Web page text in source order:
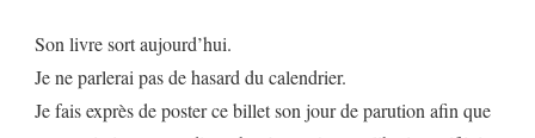
Son livre sort aujourd’hui.
Je ne parlerai pas de hasard du calendrier.
Je fais exprès de poster ce billet son jour de parution afin que